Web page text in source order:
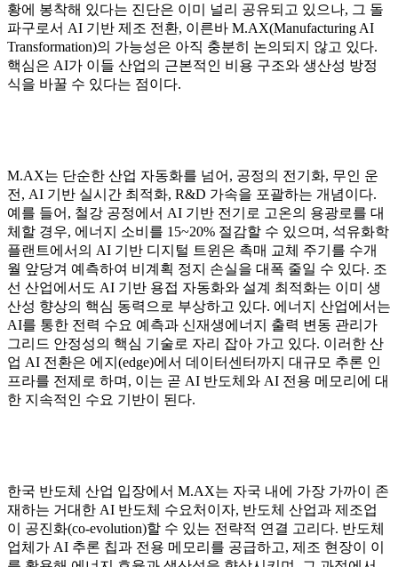
황에 봉착해 있다는 진단은 이미 널리 공유되고 있으나, 그 돌
파구로서 AI 기반 제조 전환, 이른바 M.AX(Manufacturing AI
Transformation)의 가능성은 아직 충분히 논의되지 않고 있다.
핵심은 AI가 이들 산업의 근본적인 비용 구조와 생산성 방정
식을 바꿀 수 있다는 점이다.
M.AX는 단순한 산업 자동화를 넘어, 공정의 전기화, 무인 운
전, AI 기반 실시간 최적화, R&D 가속을 포괄하는 개념이다.
예를 들어, 철강 공정에서 AI 기반 전기로 고온의 용광로를 대
체할 경우, 에너지 소비를 15~20% 절감할 수 있으며, 석유화학
플랜트에서의 AI 기반 디지털 트윈은 촉매 교체 주기를 수개
월 앞당겨 예측하여 비계획 정지 손실을 대폭 줄일 수 있다. 조
선 산업에서도 AI 기반 용접 자동화와 설계 최적화는 이미 생
산성 향상의 핵심 동력으로 부상하고 있다. 에너지 산업에서는
AI를 통한 전력 수요 예측과 신재생에너지 출력 변동 관리가
그리드 안정성의 핵심 기술로 자리 잡아 가고 있다. 이러한 산
업 AI 전환은 에지(edge)에서 데이터센터까지 대규모 추론 인
프라를 전제로 하며, 이는 곧 AI 반도체와 AI 전용 메모리에 대
한 지속적인 수요 기반이 된다.
한국 반도체 산업 입장에서 M.AX는 자국 내에 가장 가까이 존
재하는 거대한 AI 반도체 수요처이자, 반도체 산업과 제조업
이 공진화(co-evolution)할 수 있는 전략적 연결 고리다. 반도체
업체가 AI 추론 칩과 전용 메모리를 공급하고, 제조 현장이 이